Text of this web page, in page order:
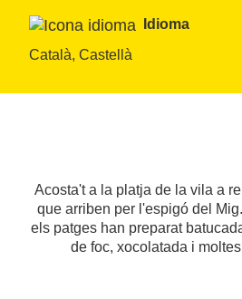
Idioma
Català, Castellà
Acosta't a la platja de la vila a
que arriben per l'espigó del
els patges han preparat
de foc, xocolatada i